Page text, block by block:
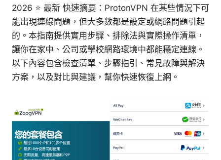
2026 ⭐ 最新 快速摘要：ProtonVPN 在某些情況下可
能出現連線問題，但大多數都是設定或網路問題引起
的。本指南提供實用步驟、排除法與實際操作清單，
讓你在家中、公司或學校網路環境中都能穩定連線。
以下內容包含檢查清單、步驟指引、常見故障與解決
方案，以及對比與建議，幫你快速恢復上網。